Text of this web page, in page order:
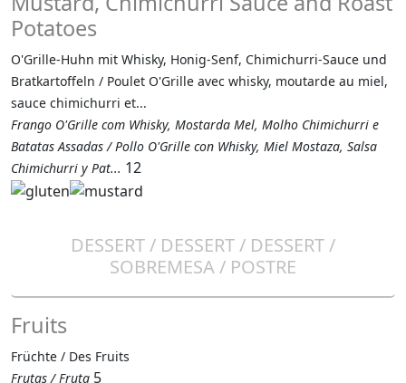
Potatoes
O'Grille-Huhn mit Whisky, Honig-Senf, Chimichurri-Sauce und
Bratkartoffeln / Poulet O'Grille avec whisky, moutarde au miel,
sauce chimichurri et...
Frango O'Grille com Whisky, Mostarda Mel, Molho Chimichurri e
Batatas Assadas / Pollo O'Grille con Whisky, Miel Mostaza, Salsa
Chimichurri y Pat... 12
DESSERT / DESSERT / DESSERT /
SOBREMESA / POSTRE
Fruits
Früchte / Des Fruits
Frutas / Fruta 5